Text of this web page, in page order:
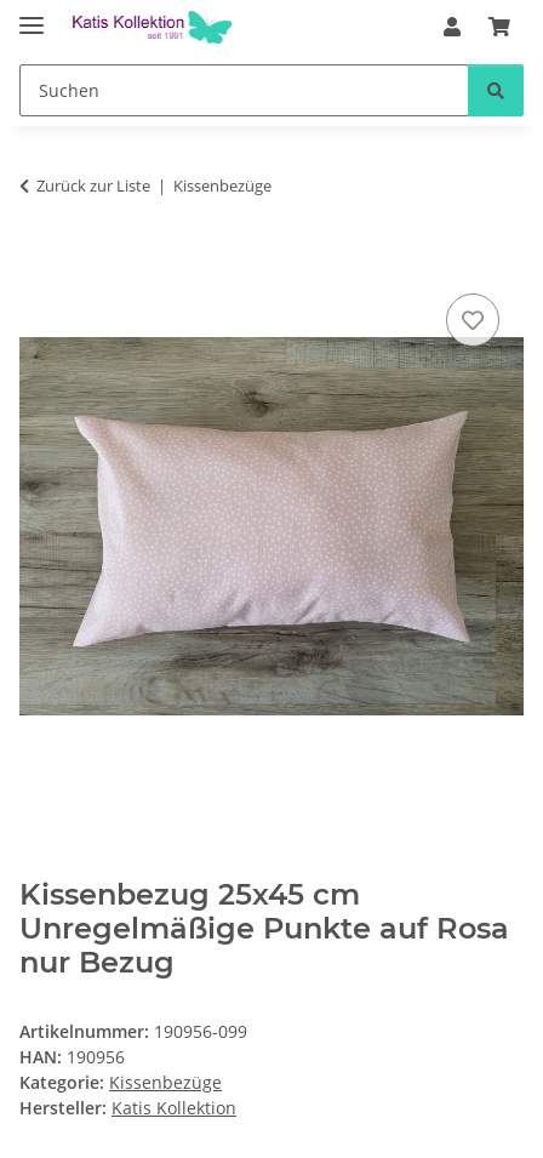
Zurück zur Liste Kissenbezüge
Kissenbezug 25x45 cm
Unregelmäßige Punkte auf Rosa
nur Bezug
Artikelnummer: 190956-099
HAN: 190956
Kategorie: Kissenbezüge
Hersteller: Katis Kollektion